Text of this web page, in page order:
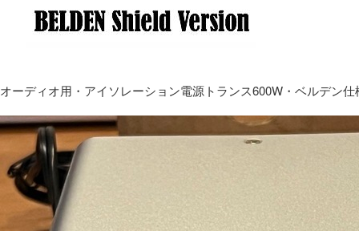
オーディオ用・アイソレーション電源トランス600W・ベルデン仕